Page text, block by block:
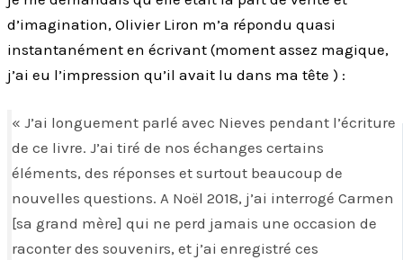
d’imagination, Olivier Liron m’a répondu quasi
instantanément en écrivant (moment assez magique,
j’ai eu l’impression qu’il avait lu dans ma tête ) :
« J’ai longuement parlé avec Nieves pendant l’écriture
de ce livre. J’ai tiré de nos échanges certains
éléments, des réponses et surtout beaucoup de
nouvelles questions. A Noël 2018, j’ai interrogé Carmen
[sa grand mère] qui ne perd jamais une occasion de
raconter des souvenirs, et j’ai enregistré ces